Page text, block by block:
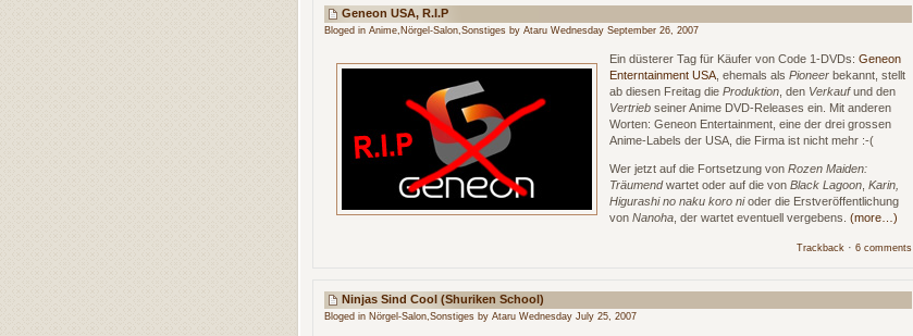
Geneon USA, R.I.P
Bloged in Anime Nörgel-Salon Sonstiges by Ataru Wednesday September 26, 2007
Ein düsterer Tag für Käufer von Code 1-DVDs:Geneon
Enterntainment USA , ehemals alsPioneer bekannt, stellt
ab diesen Freitag dieProduktion , den Verkaufund den
Vertrieb seiner Anime DVD-Releases ein. Mit anderen
Worten: Geneon Entertainment, eine der drei grossen
Anime-Labels der USA, die Firma ist nicht mehr :-(
Wer jetzt auf die Fortsetzung vonRozen Maiden:
Träumendwartet oder auf die vonBlack Lagoon ,Karin,
Higurashi no naku koro nioder die Erstveröffentlichung
vonNanoha , der wartet eventuell vergebens.(more…)
Trackback · 6 comments
Ninjas Sind Cool (Shuriken School)
Bloged in Nörgel-Salon Sonstiges by Ataru Wednesday July 25, 2007